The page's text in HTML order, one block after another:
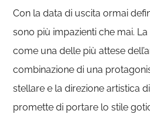
Con la data di uscita ormai
sono più impazienti che mai.
come una delle più attese
combinazione di una
stellare e la direzione artistica
promette di portare lo stile